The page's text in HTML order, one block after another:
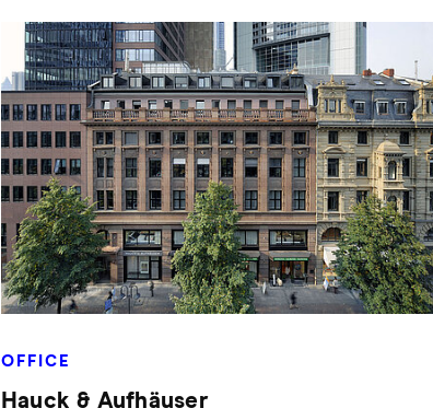
OFFICE
Hauck & Aufhäuser